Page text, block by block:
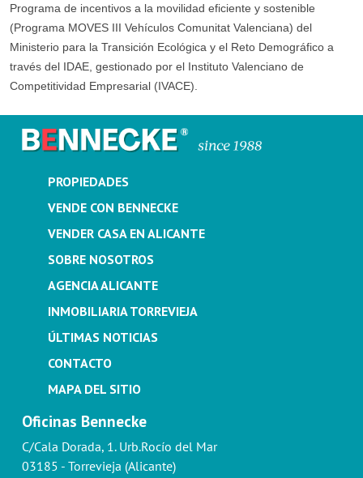
Programa de incentivos a la movilidad eficiente y sostenible
(Programa MOVES III Vehículos Comunitat Valenciana) del
Ministerio para la Transición Ecológica y el Reto Demográfico a
través del IDAE, gestionado por el Instituto Valenciano de
Competitividad Empresarial (IVACE).
PROPIEDADES
VENDE CON BENNECKE
VENDER CASA EN ALICANTE
SOBRE NOSOTROS
AGENCIA ALICANTE
INMOBILIARIA TORREVIEJA
ÚLTIMAS NOTICIAS
CONTACTO
MAPA DEL SITIO
Oficinas Bennecke
C/Cala Dorada, 1. Urb.Rocío del Mar
03185 - Torrevieja (Alicante)